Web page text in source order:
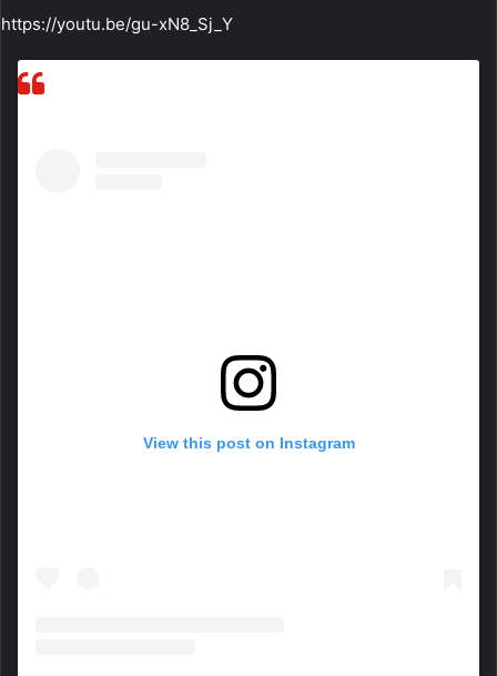
https://youtu.be/gu-xN8_Sj_Y
View this post on Instagram